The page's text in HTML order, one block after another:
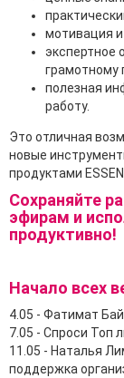
мотивация
экспертное
грамотному
полезная
работу.
Это отличная
новые
продуктами
Сохраняйте
эфирам и
продуктивно!
Начало всех
4.05 - Фатимат
7.05 - Спроси Топ
11.05 - Наталья
поддержка